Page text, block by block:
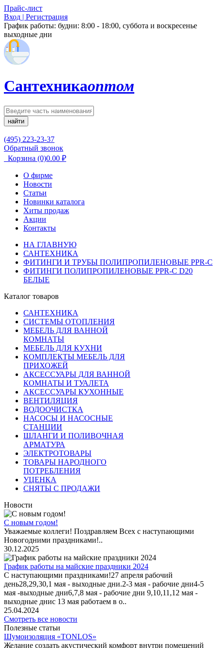
Прайс-лист
Вход | Регистрация
График работы: будни: 8:00 - 18:00, суббота и воскресенье
выходные дни
Сантехникаоптом
найти
(495) 223-23-37
Обратный звонок
Корзина (0)0.00 ₽
О фирме
Новости
Статьи
Новинки каталога
Хиты продаж
Акции
Контакты
НА ГЛАВНУЮ
САНТЕХНИКА
ФИТИНГИ И ТРУБЫ ПОЛИПРОПИЛЕНОВЫЕ PPR-C
ФИТИНГИ ПОЛИПРОПИЛЕНОВЫЕ PPR-C D20
БЕЛЫЕ
Каталог товаров
САНТЕХНИКА
СИСТЕМЫ ОТОПЛЕНИЯ
МЕБЕЛЬ ДЛЯ ВАННОЙ
КОМНАТЫ
МЕБЕЛЬ ДЛЯ КУХНИ
КОМПЛЕКТЫ МЕБЕЛЬ ДЛЯ
ПРИХОЖЕЙ
АКСЕССУАРЫ ДЛЯ ВАННОЙ
КОМНАТЫ И ТУАЛЕТА
АКСЕССУАРЫ КУХОННЫЕ
ВЕНТИЛЯЦИЯ
ВОДООЧИСТКА
НАСОСЫ И НАСОСНЫЕ
СТАНЦИИ
ШЛАНГИ И ПОЛИВОЧНАЯ
АРМАТУРА
ЭЛЕКТРОТОВАРЫ
ТОВАРЫ НАРОДНОГО
ПОТРЕБЛЕНИЯ
УЦЕНКА
СНЯТЫ С ПРОДАЖИ
Новости
С новым годом!
Уважаемые коллеги! Поздравляем Всех с наступающими
Новогодними праздниками!..
30.12.2025
График работы на майские праздники 2024
С наступающими праздниками!27 апреля рабочий
день28,29,30,1 мая - выходные дни.2-3 мая - рабочие дни4-5
мая -выходные дни6,7,8 мая - рабочие дни 9,10,11,12 мая -
выходные днис 13 мая работаем в о..
25.04.2024
Смотреть все новости
Полезные статьи
Шумоизоляция «TONLOS»
Желание создать акустический комфорт внутри помещений